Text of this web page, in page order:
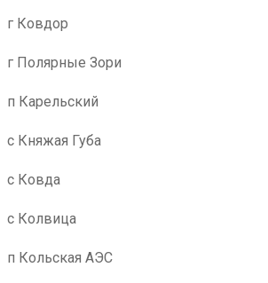
г Ковдор
г Полярные Зори
п Карельский
с Княжая Губа
с Ковда
с Колвица
п Кольская АЭС